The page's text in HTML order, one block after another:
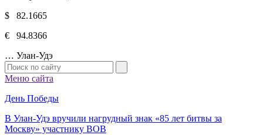
$ 82.1665
€ 94.8366
… Улан-Удэ
Меню сайта
День Победы
В Улан-Удэ вручили нагрудный знак «85 лет битвы за
Москву» участнику ВОВ